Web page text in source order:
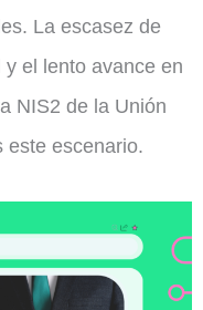
La escasez de
el lento avance en
NIS2 de la Unión
este escenario.